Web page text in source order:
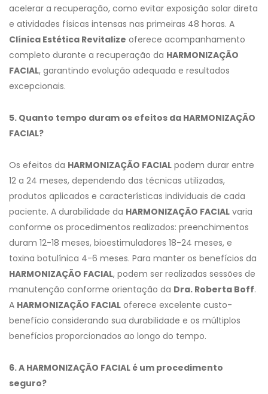
acelerar a recuperação, como evitar exposição solar direta
e atividades físicas intensas nas primeiras 48 horas. A
Clínica Estética Revitalize oferece acompanhamento
completo durante a recuperação da HARMONIZAÇÃO
FACIAL, garantindo evolução adequada e resultados
excepcionais.
5. Quanto tempo duram os efeitos da HARMONIZAÇÃO
FACIAL?
Os efeitos da HARMONIZAÇÃO FACIAL podem durar entre
12 a 24 meses, dependendo das técnicas utilizadas,
produtos aplicados e características individuais de cada
paciente. A durabilidade da HARMONIZAÇÃO FACIAL varia
conforme os procedimentos realizados: preenchimentos
duram 12-18 meses, bioestimuladores 18-24 meses, e
toxina botulínica 4-6 meses. Para manter os benefícios da
HARMONIZAÇÃO FACIAL, podem ser realizadas sessões de
manutenção conforme orientação da Dra. Roberta Boff.
A HARMONIZAÇÃO FACIAL oferece excelente custo-
benefício considerando sua durabilidade e os múltiplos
benefícios proporcionados ao longo do tempo.
6. A HARMONIZAÇÃO FACIAL é um procedimento
seguro?